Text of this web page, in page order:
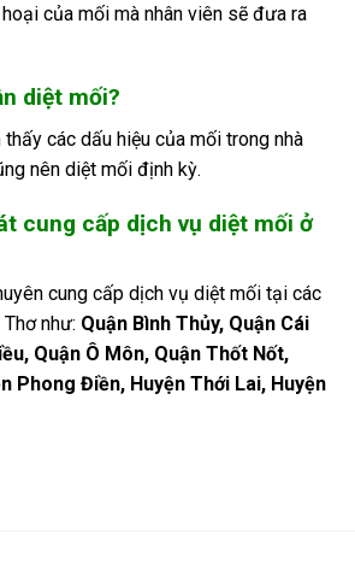
của mối mà nhân viên sẽ đưa ra
diệt mối?
thấy các dấu hiệu của mối trong nhà
nên diệt mối định kỳ.
cung cấp dịch vụ diệt mối ở
cung cấp dịch vụ diệt mối tại các
như: Quận Bình Thủy, Quận Cái
Quận Ô Môn, Quận Thốt Nốt,
Phong Điền, Huyện Thới Lai, Huyện